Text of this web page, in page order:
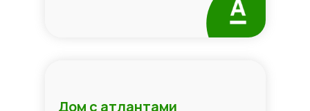
Дом с атлантами